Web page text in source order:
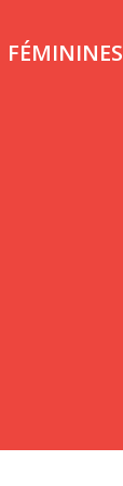
FÉMININES